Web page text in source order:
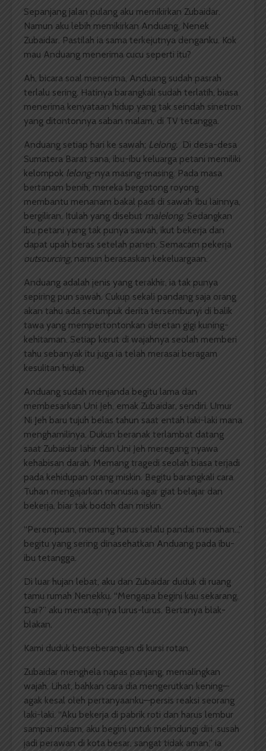
Sepanjang jalan pulang aku memikirkan Zubaidar.
Namun aku lebih memikirkan Anduang, Nenek
Zubaidar. Pastilah ia sama terkejutnya denganku. Kok
mau Anduang menerima cucu seperti itu?
Ah, bicara soal menerima, Anduang sudah pasrah
terlalu sering. Hatinya barangkali sudah terlatih, biasa
menerima kenyataan hidup yang tak seindah sinetron
yang ditontonnya saban malam, di TV tetangga.
Anduang setiap hari ke sawah; Lelong. Di desa-desa
Sumatera Barat sana, ibu-ibu keluarga petani memiliki
kelompok lelong-nya masing-masing. Pada masa
bertanam benih, mereka bergotong royong
membantu menanam bakal padi di sawah Ibu lainnya,
bergiliran. Itulah yang disebut malelong. Sedangkan
ibu petani yang tak punya sawah, ikut bekerja dan
dapat upah beras setelah panen. Semacam pekerja
outsourcing, namun berasaskan kekeluargaan.
Anduang adalah jenis yang terakhir, ia tak punya
sepiring pun sawah. Cukup sekali pandang saja orang
akan tahu ada setumpuk derita tersembunyi di balik
tawa yang mempertontonkan deretan gigi kuning-
kehitaman. Setiap kerut di wajahnya seolah memberi
tahu sebanyak itu juga ia telah merasai beragam
kesulitan hidup.
Anduang sudah menjanda begitu lama dan
membesarkan Uni Jeh, emak Zubaidar, sendiri. Umur
Ni Jeh baru tujuh belas tahun saat entah laki-laki mana
menghamilinya. Dukun beranak terlambat datang
saat Zubaidar lahir dan Uni Jeh meregang nyawa
kehabisan darah. Memang tragedi seolah biasa terjadi
pada kehidupan orang miskin. Begitu barangkali cara
Tuhan mengajarkan manusia agar giat belajar dan
bekerja, biar tak bodoh dan miskin.
“Perempuan, memang harus selalu pandai menahan..,”
begitu yang sering dinasehatkan Anduang pada ibu-
ibu tetangga.
Di luar hujan lebat, aku dan Zubaidar duduk di ruang
tamu rumah Nenekku. “Mengapa begini kau sekarang,
Dar?” aku menatapnya lurus-lurus. Bertanya blak-
blakan.
Kami duduk berseberangan di kursi rotan.
Zubaidar menghela napas panjang, memalingkan
wajah. Lihat, bahkan cara dia mengerutkan kening—
agak kesal oleh pertanyaanku—persis reaksi seorang
laki-laki. “Aku bekerja di pabrik roti dan harus lembur
sampai malam, aku begini untuk melindungi diri, susah
jadi perawan di kota besar, sangat tidak aman,” ia